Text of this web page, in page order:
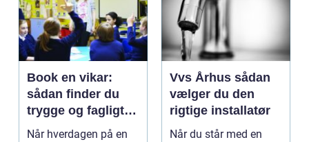
Book en vikar:
sådan finder du
trygge og fagligt
stærke løsninger
Når hverdagen på en
Vvs Århus sådan
vælger du den
rigtige installatør
Når du står med en